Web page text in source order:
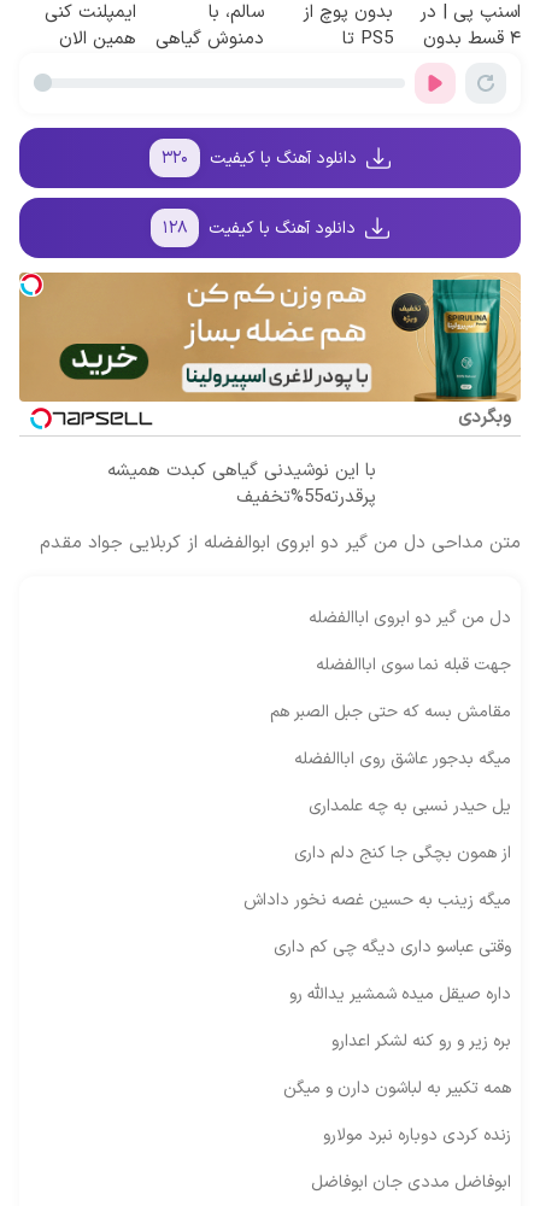
اسنپ پی | در
۴ قسط بدون
سود و کارمزد!
بدون پوچ از
PS5 تا
سالم، با
دمنوش گیاهی
ایمپلنت کنی
همین الان
دانلود آهنگ با کیفیت ۳۲۰
دانلود آهنگ با کیفیت ۱۲۸
وبگردی
با این نوشیدنی گیاهی کبدت همیشه
پرقدرته55%تخفیف
متن مداحی دل من گیر دو ابروی ابوالفضله از کربلایی جواد مقدم
دل من گیر دو ابروی اباالفضله
جهت قبله نما سوی اباالفضله
مقامش بسه که حتی جبل الصبر هم
میگه بدجور عاشق روی اباالفضله
یل حیدر نسبی به چه علمداری
از همون بچگی جا کنج دلم داری
میگه زینب به حسین غصه نخور داداش
وقتی عباسو داری دیگه چی کم داری
داره صیقل میده شمشیر یداللّه رو
بره زیر و رو کنه لشکر اعدارو
همه تکبیر به لباشون دارن و میگن
زنده کردی دوباره نبرد مولارو
ابوفاضل مددی جان ابوفاضل